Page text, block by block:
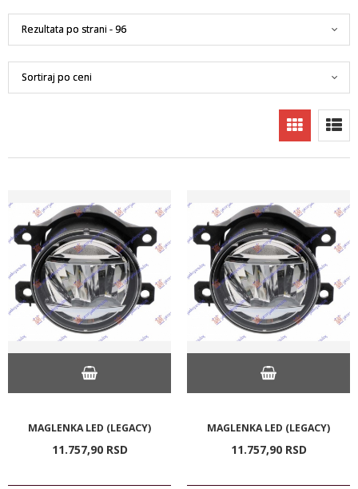
MAGLENKA LED (LEGACY)
11.757,90 RSD
MAGLENKA LED (LEGACY)
11.757,90 RSD